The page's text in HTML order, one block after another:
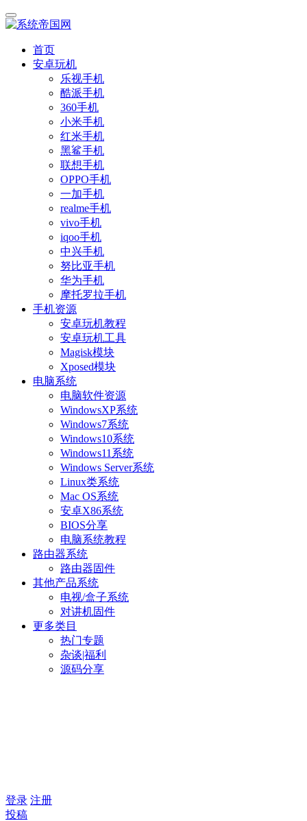
首页
安卓玩机
乐视手机
酷派手机
360手机
小米手机
红米手机
黑鲨手机
联想手机
OPPO手机
一加手机
realme手机
vivo手机
iqoo手机
中兴手机
努比亚手机
华为手机
摩托罗拉手机
手机资源
安卓玩机教程
安卓玩机工具
Magisk模块
Xposed模块
电脑系统
电脑软件资源
WindowsXP系统
Windows7系统
Windows10系统
Windows11系统
Windows Server系统
Linux类系统
Mac OS系统
安卓X86系统
BIOS分享
电脑系统教程
路由器系统
路由器固件
其他产品系统
电视/盒子系统
对讲机固件
更多类目
热门专题
杂谈|福利
源码分享
登录 注册
投稿